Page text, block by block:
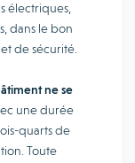
électriques,
dans le bon
de sécurité.
ne se
une durée
quarts de
Toute